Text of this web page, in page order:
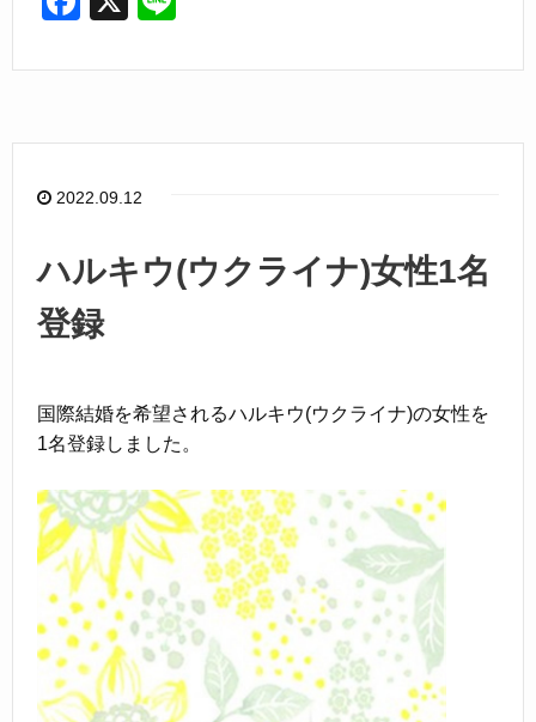
c
b
o
k
e
2022.09.12
ハルキウ(ウクライナ)女性1名
登録
国際結婚を希望されるハルキウ(ウクライナ)の女性を
1名登録しました。